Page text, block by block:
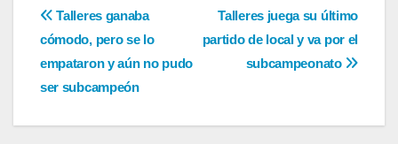
Navegación
de
entradas
Talleres juega su último
partido de local y va por el
subcampeonato
Talleres ganaba
cómodo, pero se lo
empataron y aún no pudo
ser subcampeón